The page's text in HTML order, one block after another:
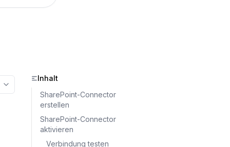
More options
Inhalt
SharePoint-Connector
erstellen
SharePoint-Connector
aktivieren
Verbindung testen